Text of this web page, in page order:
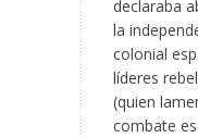
declaraba
la
colonial
líderes
(quien
combate